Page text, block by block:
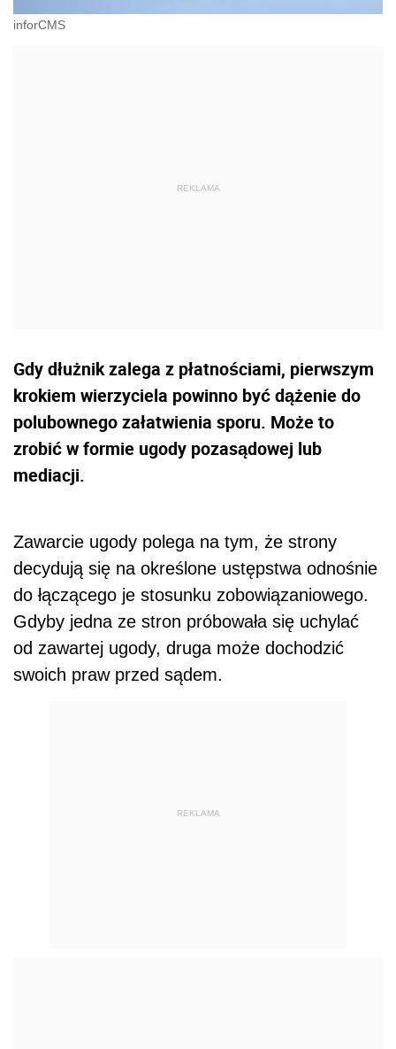
inforCMS
Gdy dłużnik zalega z płatnościami, pierwszym
krokiem wierzyciela powinno być dążenie do
polubownego załatwienia sporu. Może to
zrobić w formie ugody pozasądowej lub
mediacji.
Zawarcie ugody polega na tym, że strony
decydują się na określone ustępstwa odnośnie
do łączącego je stosunku zobowiązaniowego.
Gdyby jedna ze stron próbowała się uchylać
od zawartej ugody, druga może dochodzić
swoich praw przed sądem.
REKLAMA